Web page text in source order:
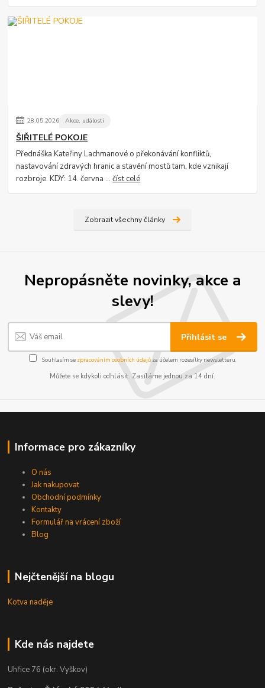
28.05.2026 Akce, události
ŠIŘITELÉ POKOJE
Přednáška Kateřiny Lachmanové o překonávání konfliktů,
nastavování zdravých hranic a stavění mostů tam, kde vznikají
rozbroje. KDY: 14. června ...číst celé
Zobrazit všechny články
Nepropásněte novinky, akce a
slevy!
Přihlásit se
Souhlasím se zpracováním osobních údajůza účelem rozesílky newsletteru.
Můžete se kdykoli odhlásit. Zasíláme jednou za 14 dní.
Informace pro zákazníky
O nás
Jak nakupovat
Obchodní podmínky
Kontakty
Formulář na vrácení zboží
Blog
Nejčtenější na blogu
Kotva naděje
Kde nás najdete
Uhřice 76 (okr. Vyškov)